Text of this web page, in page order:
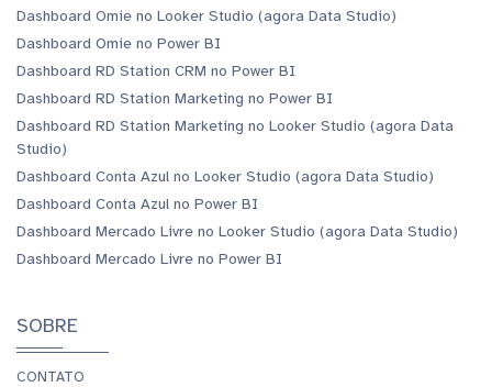
Dashboard Omie no Looker Studio (agora Data Studio)
Dashboard Omie no Power BI
Dashboard RD Station CRM no Power BI
Dashboard RD Station Marketing no Power BI
Dashboard RD Station Marketing no Looker Studio (agora Data
Studio)
Dashboard Conta Azul no Looker Studio (agora Data Studio)
Dashboard Conta Azul no Power BI
Dashboard Mercado Livre no Looker Studio (agora Data Studio)
Dashboard Mercado Livre no Power BI
SOBRE
CONTATO